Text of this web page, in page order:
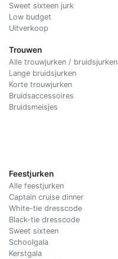
Sweet sixteen jurk
Low budget
Uitverkoop
Trouwen
Alle trouwjurken / bruidsjurken
Lange bruidsjurken
Korte trouwjurken
Bruidsaccessoires
Bruidsmeisjes
Feestjurken
Alle feestjurken
Captain cruise dinner
White-tie dresscode
Black-tie dresscode
Sweet sixteen
Schoolgala
Kerstgala